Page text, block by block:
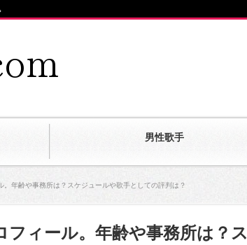
男性歌手
。年齢や事務所は？スケジュールや歌手としての評判は？
フィール。年齢や事務所は？ス